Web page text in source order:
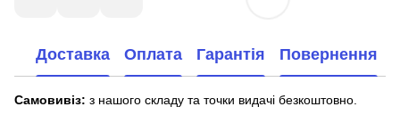
Доставка Оплата Гарантія Повернення
Самовивіз: з нашого складу та точки видачі безкоштовно.